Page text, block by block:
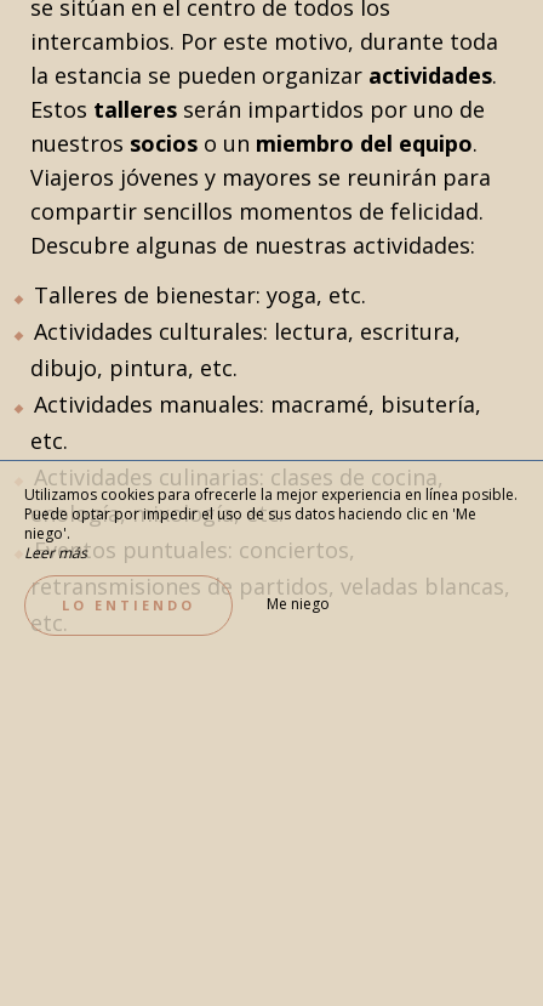
se sitúan en el centro de todos los
intercambios. Por este motivo, durante toda
la estancia se pueden organizar actividades.
Estos talleres serán impartidos por uno de
nuestros socios o un miembro del equipo.
Viajeros jóvenes y mayores se reunirán para
compartir sencillos momentos de felicidad.
Descubre algunas de nuestras actividades:
Talleres de bienestar: yoga, etc.
Actividades culturales: lectura, escritura,
dibujo, pintura, etc.
Actividades manuales: macramé, bisutería,
etc.
Actividades culinarias: clases de cocina,
enología, mixología, etc.
Eventos puntuales: conciertos,
retransmisiones de partidos, veladas blancas,
etc.
Utilizamos cookies para ofrecerle la mejor experiencia en línea posible.
Puede optar por impedir el uso de sus datos haciendo clic en 'Me
niego'.
Leer más
LO ENTIENDO Me niego